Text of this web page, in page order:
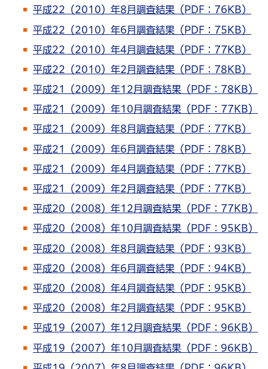
平成22（2010）年8月調査結果（PDF：76KB）
平成22（2010）年6月調査結果（PDF：75KB）
平成22（2010）年4月調査結果（PDF：77KB）
平成22（2010）年2月調査結果（PDF：78KB）
平成21（2009）年12月調査結果（PDF：78KB）
平成21（2009）年10月調査結果（PDF：77KB）
平成21（2009）年8月調査結果（PDF：77KB）
平成21（2009）年6月調査結果（PDF：78KB）
平成21（2009）年4月調査結果（PDF：77KB）
平成21（2009）年2月調査結果（PDF：77KB）
平成20（2008）年12月調査結果（PDF：77KB）
平成20（2008）年10月調査結果（PDF：95KB）
平成20（2008）年8月調査結果（PDF：93KB）
平成20（2008）年6月調査結果（PDF：94KB）
平成20（2008）年4月調査結果（PDF：95KB）
平成20（2008）年2月調査結果（PDF：95KB）
平成19（2007）年12月調査結果（PDF：96KB）
平成19（2007）年10月調査結果（PDF：96KB）